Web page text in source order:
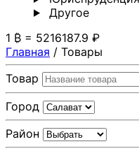
Другoе
1 ₿ = 5216187.9 ₽
Главная / Товары
Товар
Город
Район